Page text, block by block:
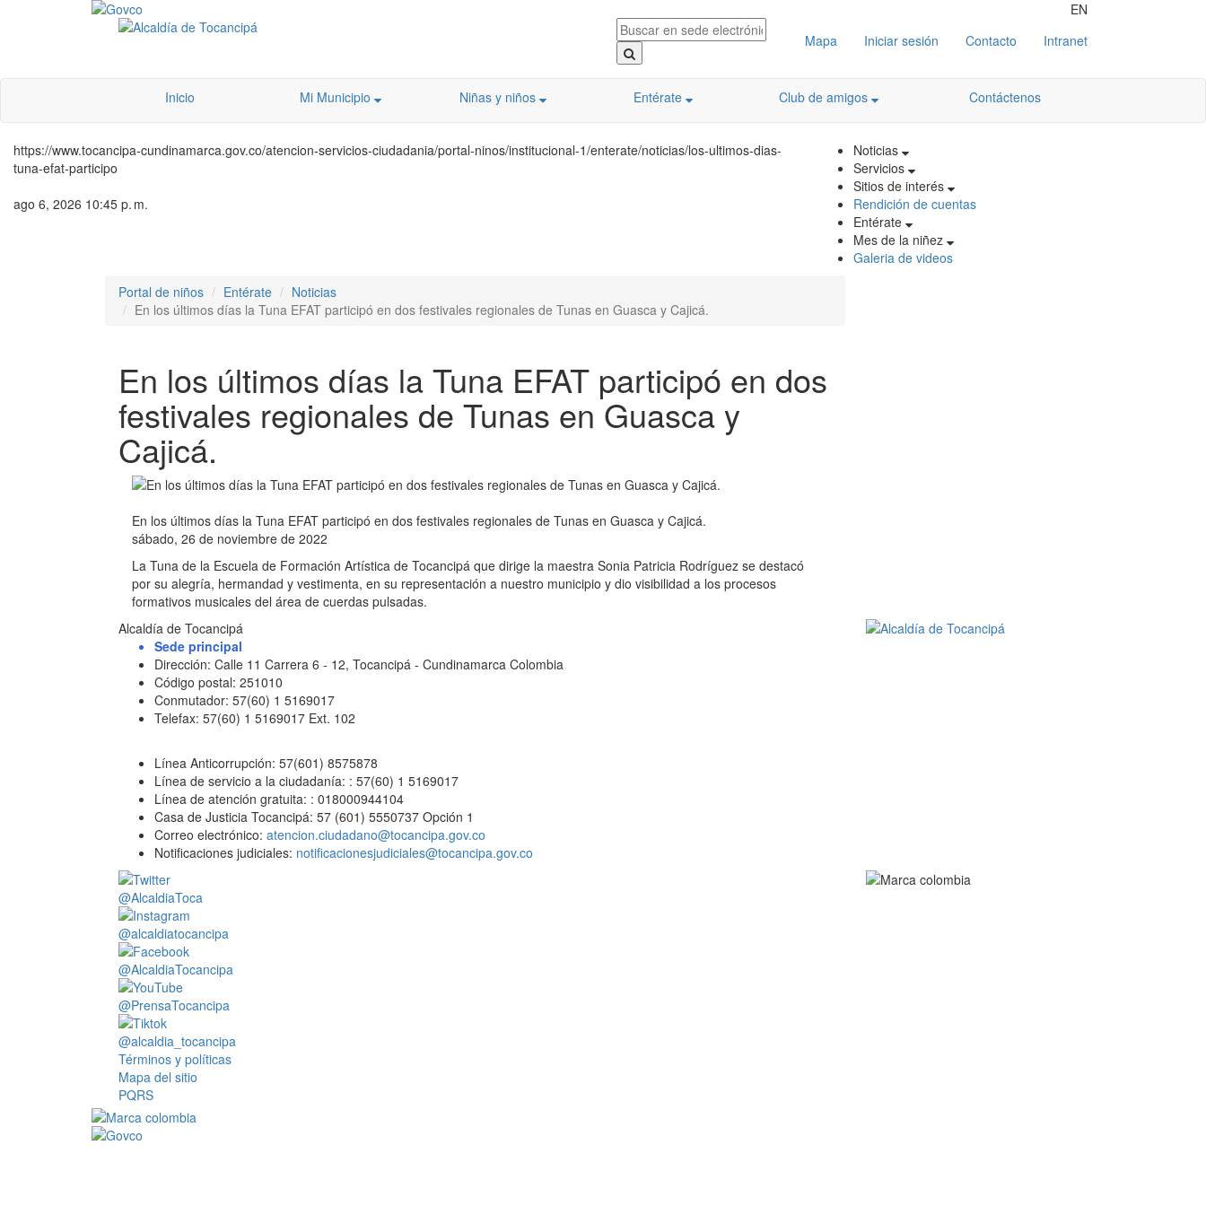
EN
Mapa
Iniciar sesión Contacto Intranet
Inicio Mi Municipio Niñas y niños Entérate Club de amigos Contáctenos
https://www.tocancipa-cundinamarca.gov.co/atencion-servicios-ciudadania/portal-ninos/institucional-1/enterate/noticias/los-ultimos-dias-
tuna-efat-participo
ago 6, 2026 10:45 p. m.
Noticias
Servicios
Sitios de interés
Rendición de cuentas
Entérate
Mes de la niñez
Galeria de videos
Portal de niños
Entérate
Noticias
En los últimos días la Tuna EFAT participó en dos festivales regionales de Tunas en Guasca y Cajicá.
En los últimos días la Tuna EFAT participó en dos
festivales regionales de Tunas en Guasca y
Cajicá.
En los últimos días la Tuna EFAT participó en dos festivales regionales de Tunas en Guasca y Cajicá.
sábado, 26 de noviembre de 2022
La Tuna de la Escuela de Formación Artística de Tocancipá que dirige la maestra Sonia Patricia Rodríguez se destacó
por su alegría, hermandad y vestimenta, en su representación a nuestro municipio y dio visibilidad a los procesos
formativos musicales del área de cuerdas pulsadas.
Alcaldía de Tocancipá
Sede principal
Dirección: Calle 11 Carrera 6 - 12, Tocancipá - Cundinamarca Colombia
Código postal: 251010
Conmutador: 57(60) 1 5169017
Telefax: 57(60) 1 5169017 Ext. 102
Línea Anticorrupción: 57(601) 8575878
Línea de servicio a la ciudadanía: : 57(60) 1 5169017
Línea de atención gratuita: : 018000944104
Casa de Justicia Tocancipá: 57 (601) 5550737 Opción 1
Correo electrónico: atencion.ciudadano@tocancipa.gov.co
Notificaciones judiciales: notificacionesjudiciales@tocancipa.gov.co
@AlcaldiaToca
@alcaldiatocancipa
@AlcaldiaTocancipa
@PrensaTocancipa
@alcaldia_tocancipa
Términos y políticas
Mapa del sitio
PQRS